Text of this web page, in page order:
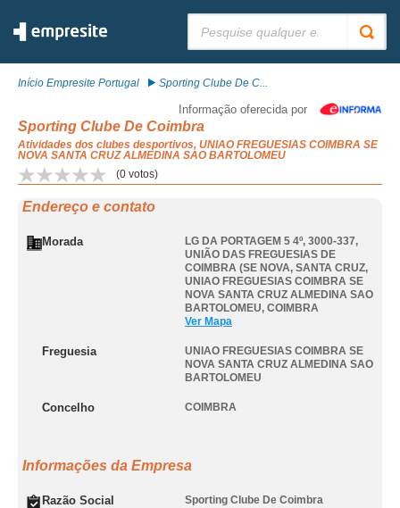
Início Empresite Portugal Sporting Clube De C...
Informação oferecida por
Sporting Clube De Coimbra
Atividades dos clubes desportivos, UNIAO FREGUESIAS COIMBRA SE
NOVA SANTA CRUZ ALMEDINA SAO BARTOLOMEU
(0 votos)
Endereço e contato
Morada
LG DA PORTAGEM 5 4º, 3000-337,
UNIÃO DAS FREGUESIAS DE
COIMBRA (SE NOVA, SANTA CRUZ,
UNIAO FREGUESIAS COIMBRA SE
NOVA SANTA CRUZ ALMEDINA SAO
BARTOLOMEU, COIMBRA
Ver Mapa
Freguesia
UNIAO FREGUESIAS COIMBRA SE
NOVA SANTA CRUZ ALMEDINA SAO
BARTOLOMEU
Concelho COIMBRA
Informações da Empresa
Razão Social Sporting Clube De Coimbra